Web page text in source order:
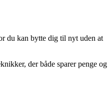
du kan bytte dig til nyt uden at
der både sparer penge og